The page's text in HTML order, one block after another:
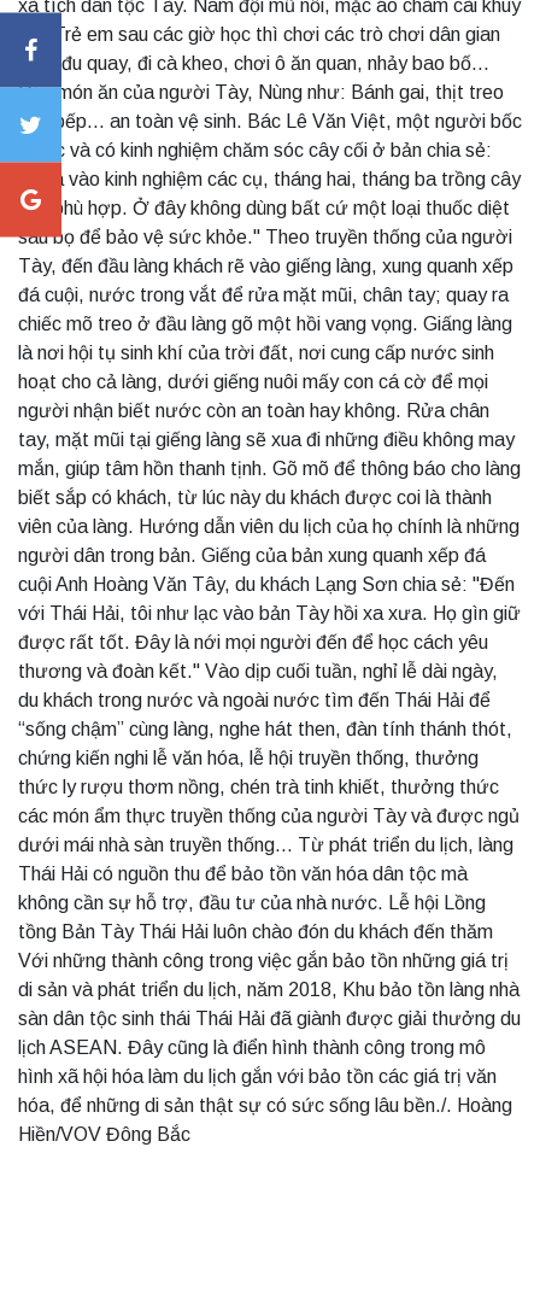
xà tích dân tộc Tày. Nam đội mũ nồi, mặc áo chàm cài khuy
vải. Trẻ em sau các giờ học thì chơi các trò chơi dân gian
như: đu quay, đi cà kheo, chơi ô ăn quan, nhảy bao bố...
Các món ăn của người Tày, Nùng như: Bánh gai, thịt treo
gác bếp... an toàn vệ sinh. Bác Lê Văn Việt, một người bốc
thuốc và có kinh nghiệm chăm sóc cây cối ở bản chia sẻ:
"Dựa vào kinh nghiệm các cụ, tháng hai, tháng ba trồng cây
cho phù hợp. Ở đây không dùng bất cứ một loại thuốc diệt
sâu bọ để bảo vệ sức khỏe." Theo truyền thống của người
Tày, đến đầu làng khách rẽ vào giếng làng, xung quanh xếp
đá cuội, nước trong vắt để rửa mặt mũi, chân tay; quay ra
chiếc mõ treo ở đầu làng gõ một hồi vang vọng. Giấng làng
là nơi hội tụ sinh khí của trời đất, nơi cung cấp nước sinh
hoạt cho cả làng, dưới giếng nuôi mấy con cá cờ để mọi
người nhận biết nước còn an toàn hay không. Rửa chân
tay, mặt mũi tại giếng làng sẽ xua đi những điều không may
mắn, giúp tâm hồn thanh tịnh. Gõ mõ để thông báo cho làng
biết sắp có khách, từ lúc này du khách được coi là thành
viên của làng. Hướng dẫn viên du lịch của họ chính là những
người dân trong bản. Giếng của bản xung quanh xếp đá
cuội Anh Hoàng Văn Tây, du khách Lạng Sơn chia sẻ: "Đến
với Thái Hải, tôi như lạc vào bản Tày hồi xa xưa. Họ gìn giữ
được rất tốt. Đây là nới mọi người đến để học cách yêu
thương và đoàn kết." Vào dịp cuối tuần, nghỉ lễ dài ngày,
du khách trong nước và ngoài nước tìm đến Thái Hải để
“sống chậm” cùng làng, nghe hát then, đàn tính thánh thót,
chứng kiến nghi lễ văn hóa, lễ hội truyền thống, thưởng
thức ly rượu thơm nồng, chén trà tinh khiết, thưởng thức
các món ẩm thực truyền thống của người Tày và được ngủ
dưới mái nhà sàn truyền thống... Từ phát triển du lịch, làng
Thái Hải có nguồn thu để bảo tồn văn hóa dân tộc mà
không cần sự hỗ trợ, đầu tư của nhà nước. Lễ hội Lồng
tồng Bản Tày Thái Hải luôn chào đón du khách đến thăm
Với những thành công trong việc gắn bảo tồn những giá trị
di sản và phát triển du lịch, năm 2018, Khu bảo tồn làng nhà
sàn dân tộc sinh thái Thái Hải đã giành được giải thưởng du
lịch ASEAN. Đây cũng là điển hình thành công trong mô
hình xã hội hóa làm du lịch gắn với bảo tồn các giá trị văn
hóa, để những di sản thật sự có sức sống lâu bền./. Hoàng
Hiền/VOV Đông Bắc